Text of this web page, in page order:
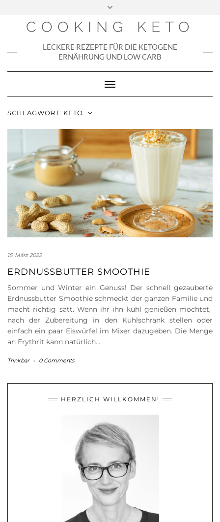
COOKING KETO
LECKERE REZEPTE FÜR DIE KETOGENE
ERNÄHRUNG UND LOW CARB
Toggle
Navigation
SCHLAGWORT: KETO
15. März 2022
ERDNUSSBUTTER SMOOTHIE
Sommer und Winter ein Genuss! Der schnell gezauberte
Erdnussbutter Smoothie schmeckt der ganzen Familie und
macht richtig satt. Wenn ihr ihn kühl genießen möchtet,
nach der Zubereitung in den Kühlschrank stellen oder
einfach ein paar Eiswürfel im Mixer dazugeben. Die Menge
an Erythrit kann natürlich…
Trinkbar - 0 Comments
HERZLICH WILLKOMMEN!